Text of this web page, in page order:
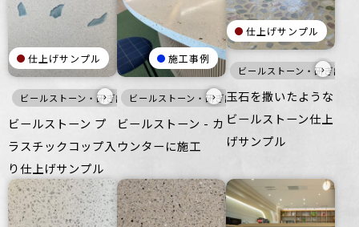
仕上げサンプル
ビールストーン・研ぎ出し仕上げ 寒色 壁 床 家具・什器
›
ビールストーン プ
ラスチックコップ入
り仕上げサンプル
施工事例
ビールストーン・研ぎ出し仕上げ 暖色 家具・
›
ビールストーン - カ
ウンターに施工
仕上げサンプル
ビールストーン・研ぎ出し
›
玉石を撒いたような
ビールストーン仕上
げサンプル